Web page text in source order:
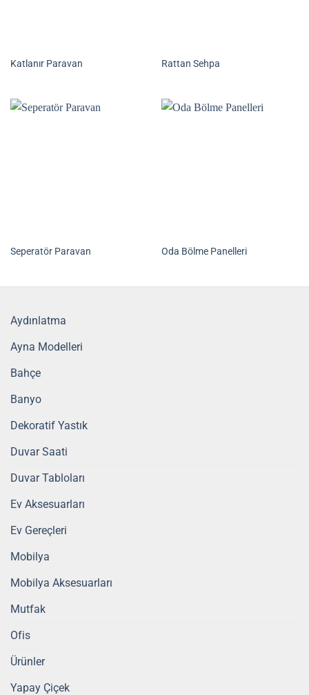
Katlanır Paravan Rattan Sehpa
Seperatör Paravan Oda Bölme Panelleri
Aydınlatma
Ayna Modelleri
Bahçe
Banyo
Dekoratif Yastık
Duvar Saati
Duvar Tabloları
Ev Aksesuarları
Ev Gereçleri
Mobilya
Mobilya Aksesuarları
Mutfak
Ofis
Ürünler
Yapay Çiçek